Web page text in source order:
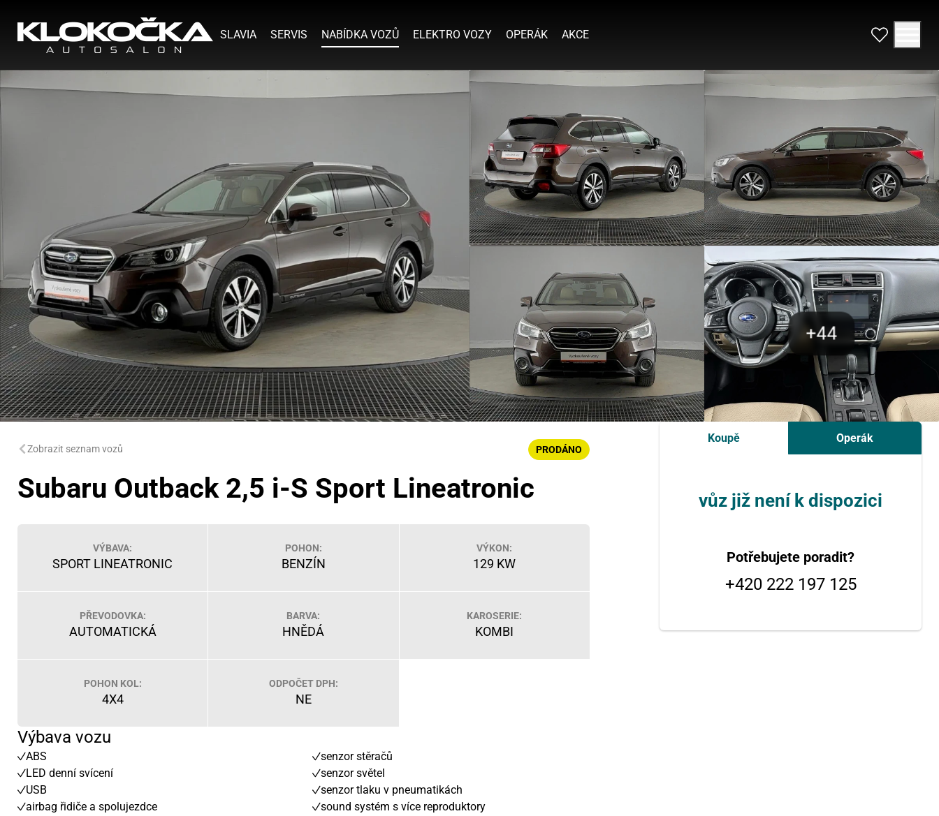
SLAVIA SERVIS NABÍDKA VOZŮ ELEKTRO VOZY OPERÁK AKCE
Zobrazit seznam vozů PRODÁNO
Subaru Outback 2,5 i-S Sport Lineatronic
Koupě Operák
vůz již není k dispozici
Potřebujete poradit?
+420 222 197 125
VÝBAVA:
SPORT LINEATRONIC
POHON:
BENZÍN
VÝKON:
129 KW
PŘEVODOVKA:
AUTOMATICKÁ
BARVA:
HNĚDÁ
KAROSERIE:
KOMBI
POHON KOL:
4X4
ODPOČET DPH:
NE
Výbava vozu
ABS
LED denní svícení
USB
airbag řidiče a spolujezdce
senzor stěračů
senzor světel
senzor tlaku v pneumatikách
sound systém s více reproduktory